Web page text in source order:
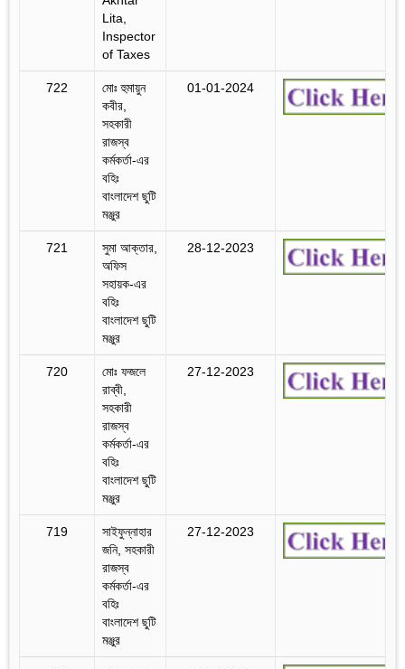
Lita,
Inspector
of Taxes
722
মোঃ হুমায়ুন
কবীর,
সহকারী
রাজস্ব
কর্মকর্তা-এর
বহিঃ
বাংলাদেশ ছুটি
মঞ্জুর
01-01-2024
721
সুমা আক্তার,
অফিস
সহায়ক-এর
বহিঃ
বাংলাদেশ ছুটি
মঞ্জুর
28-12-2023
720
মোঃ ফজলে
রাব্বী,
সহকারী
রাজস্ব
কর্মকর্তা-এর
বহিঃ
বাংলাদেশ ছুটি
মঞ্জুর
27-12-2023
719
সাইফুন্নাহার
জনি, সহকারী
রাজস্ব
কর্মকর্তা-এর
বহিঃ
বাংলাদেশ ছুটি
মঞ্জুর
27-12-2023